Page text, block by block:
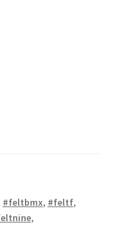
#feltbmx, #feltf,
,